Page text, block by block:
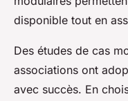
disponible tout en
Des études de cas
associations ont
avec succès. En